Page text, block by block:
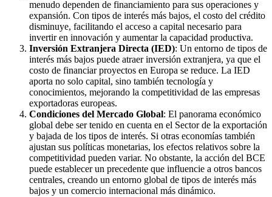
menudo dependen de financiamiento para sus operaciones y
expansión. Con tipos de interés más bajos, el costo del crédito
disminuye, facilitando el acceso a capital necesario para
invertir en innovación y aumentar la capacidad productiva.
Inversión Extranjera Directa (IED): Un entorno de tipos de
interés más bajos puede atraer inversión extranjera, ya que el
costo de financiar proyectos en Europa se reduce. La IED
aporta no solo capital, sino también tecnología y
conocimientos, mejorando la competitividad de las empresas
exportadoras europeas.
Condiciones del Mercado Global: El panorama económico
global debe ser tenido en cuenta en el Sector de la exportación
y bajada de los tipos de interés. Si otras economías también
ajustan sus políticas monetarias, los efectos relativos sobre la
competitividad pueden variar. No obstante, la acción del BCE
puede establecer un precedente que influencie a otros bancos
centrales, creando un entorno global de tipos de interés más
bajos y un comercio internacional más dinámico.